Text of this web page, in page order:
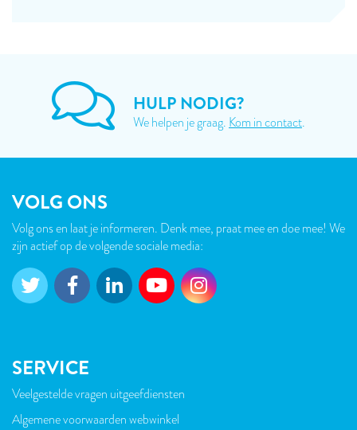
HULP NODIG?
We helpen je graag.Kom in contact.
VOLG ONS
Volg ons en laat je informeren. Denk mee, praat mee en doe mee! We
zijn actief op de volgende sociale media:
SERVICE
VOET
Veelgestelde vragen uitgeefdiensten
Algemene voorwaarden webwinkel